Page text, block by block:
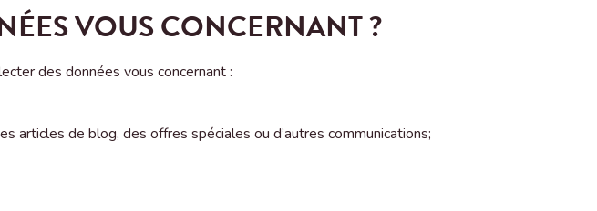
VOUS CONCERNANT ?
des données vous concernant :
articles de blog, des offres spéciales ou d’autres communications;